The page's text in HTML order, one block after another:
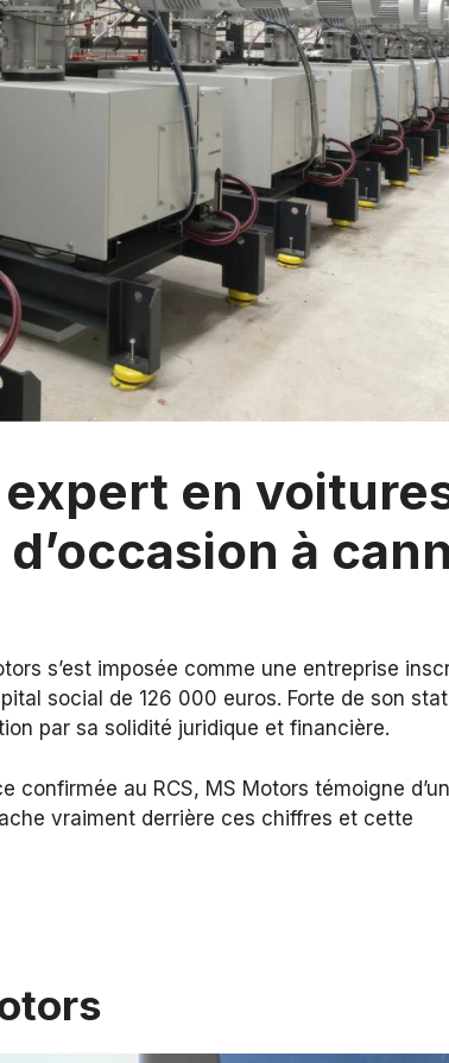
en
à
s’est imposée comme une entreprise
social de 126 000 euros. Forte de son
par sa solidité juridique et financière.
confirmée au RCS, MS Motors témoigne
vraiment derrière ces chiffres et cette